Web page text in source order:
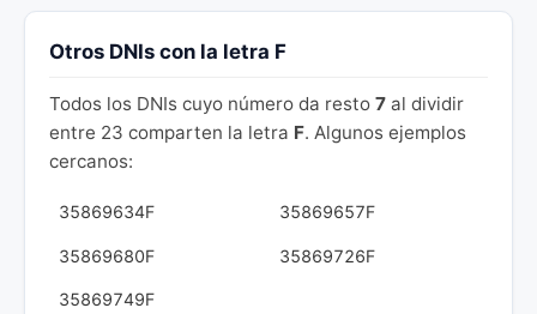
Otros DNIs con la letra F
Todos los DNIs cuyo número da resto 7 al dividir
entre 23 comparten la letra F. Algunos ejemplos
cercanos:
35869634F 35869657F
35869680F 35869726F
35869749F